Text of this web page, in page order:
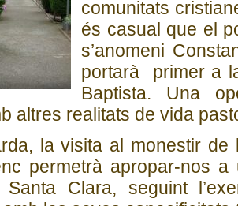
comunitats
és casual que el
s’anomeni
portarà primer a
Baptista. Una
altres realitats de vida
la visita al monestir
permetrà apropar-nos
Clara, seguint